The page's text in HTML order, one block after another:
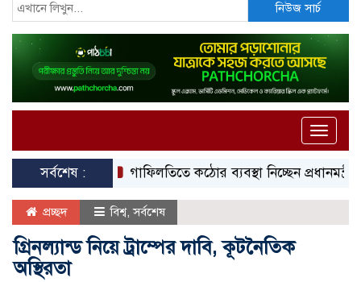
নিউজ সার্চ
Toggle
সর্বশেষ :গাফিলতিতে কঠোর ব্যবস্থা নিচ্ছেন প্রধানমন্ত্রী: রিজভী
প্রচ্ছদ বিশ্ব,সর্বশেষ
গ্রিনল্যান্ড নিয়ে ট্রাম্পের দাবি, কূটনৈতিক
অস্থিরতা